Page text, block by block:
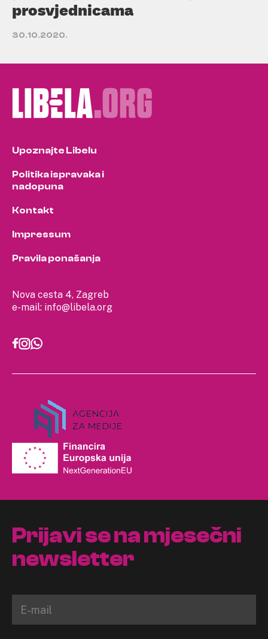
prosvjednicama
30.10.2020.
Nova cesta 4, Zagreb
e-mail: info@libela.org
Upoznajte Libelu
Politika ispravaka i
nadopuna
Kontakt
Impressum
Pravila ponašanja
Prijavi se na mjesečni
newsletter